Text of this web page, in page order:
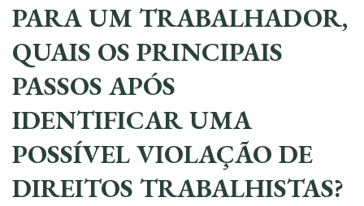
PARA UM TRABALHADOR,
QUAIS OS PRINCIPAIS
PASSOS APÓS
IDENTIFICAR UMA
POSSÍVEL VIOLAÇÃO DE
DIREITOS TRABALHISTAS?